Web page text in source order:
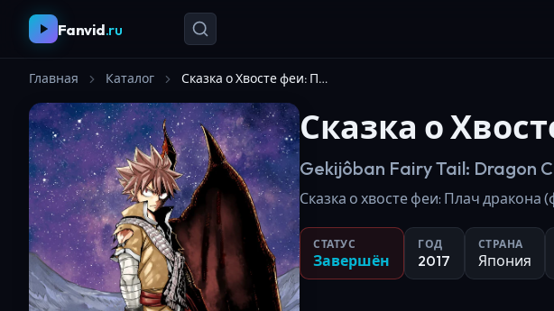
Fanvid.ru
Главная Каталог Сказка о Хвосте феи: Плач дракона
Сказка о
Gekijôban Fairy Tail: Dragon
Сказка о хвосте феи: Плач дракона
СТАТУС
Завершён
ГОД
2017
СТРАНА
Япония